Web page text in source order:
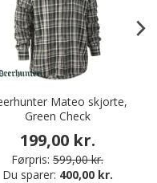
Mateo skjorte,
Green Check
199,00 kr.
Førpris: 599,00 kr.
Du sparer: 400,00 kr.